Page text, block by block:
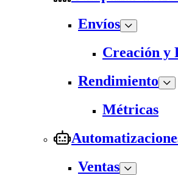
Envíos
Creación y
Rendimiento
Métricas
Ventas